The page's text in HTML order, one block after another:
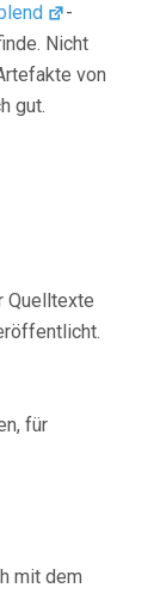
-
Nicht
von
gut.
Quelltexte
für
mit dem